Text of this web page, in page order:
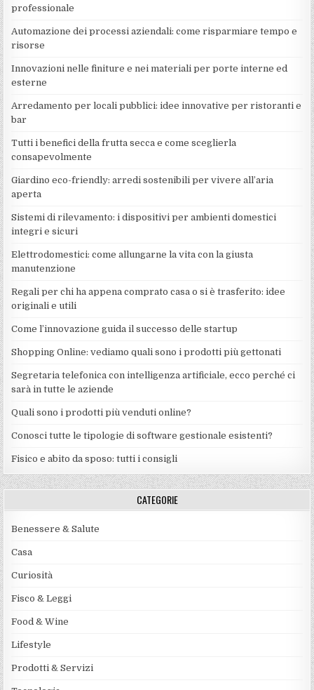
professionale
Automazione dei processi aziendali: come risparmiare tempo e
risorse
Innovazioni nelle finiture e nei materiali per porte interne ed
esterne
Arredamento per locali pubblici: idee innovative per ristoranti e
bar
Tutti i benefici della frutta secca e come sceglierla
consapevolmente
Giardino eco-friendly: arredi sostenibili per vivere all’aria
aperta
Sistemi di rilevamento: i dispositivi per ambienti domestici
integri e sicuri
Elettrodomestici: come allungarne la vita con la giusta
manutenzione
Regali per chi ha appena comprato casa o si è trasferito: idee
originali e utili
Come l’innovazione guida il successo delle startup
Shopping Online: vediamo quali sono i prodotti più gettonati
Segretaria telefonica con intelligenza artificiale, ecco perché ci
sarà in tutte le aziende
Quali sono i prodotti più venduti online?
Conosci tutte le tipologie di software gestionale esistenti?
Fisico e abito da sposo: tutti i consigli
CATEGORIE
Benessere & Salute
Casa
Curiosità
Fisco & Leggi
Food & Wine
Lifestyle
Prodotti & Servizi